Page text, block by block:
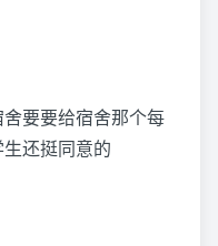
要要给宿舍那个每
还挺同意的